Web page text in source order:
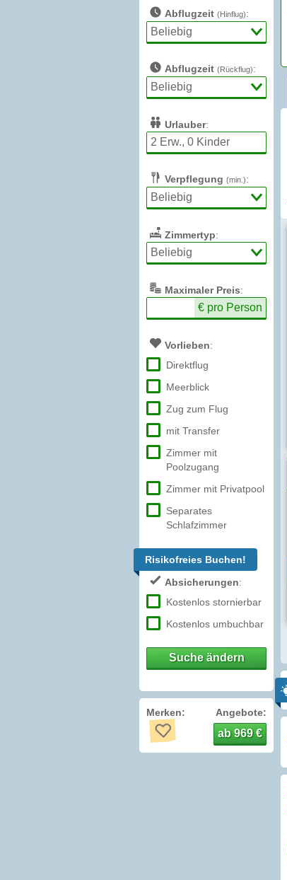
Abflugzeit (Hinflug):
Abflugzeit (Rückflug):
Urlauber:
Verpflegung (min.):
Zimmertyp:
Maximaler Preis:
€ pro Person
Vorlieben:
Direktflug
Meerblick
Zug zum Flug
mit Transfer
Zimmer mit
Poolzugang
Zimmer mit Privatpool
Separates
Schlafzimmer
Risikofreies Buchen!
Absicherungen:
Kostenlos stornierbar
Kostenlos umbuchbar
Suche ändern
Merken: Angebote:
ab 969 €